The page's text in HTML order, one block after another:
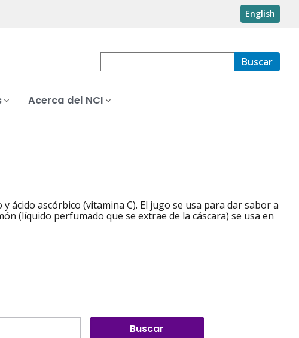
English
Buscar
Acerca del NCI
ácido ascórbico (vitamina C). El jugo se usa para dar sabor a
(líquido perfumado que se extrae de la cáscara) se usa en